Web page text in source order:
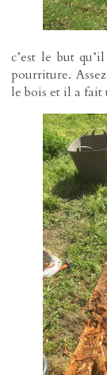
c’est le but
pourriture.
le bois et il a fait